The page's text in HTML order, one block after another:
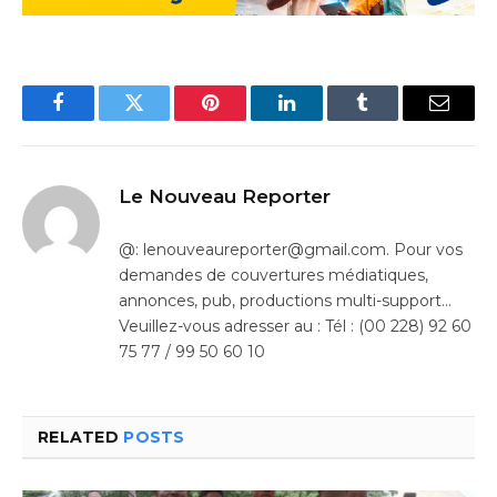
FacebookTwitter Pinterest LinkedInTumblr Email
Le Nouveau Reporter
@: lenouveaureporter@gmail.com. Pour vos
demandes de couvertures médiatiques,
annonces, pub, productions multi-support…
Veuillez-vous adresser au : Tél : (00 228) 92 60
75 77 / 99 50 60 10
RELATED POSTS